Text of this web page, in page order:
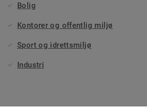
Bolig
Kontorer og offentlig miljø
Sport og idrettsmiljø
Industri